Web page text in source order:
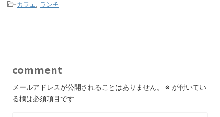
-カフェ ランチ
comment
メールアドレスが公開されることはありません。 ※ が付いてい
る欄は必須項目です